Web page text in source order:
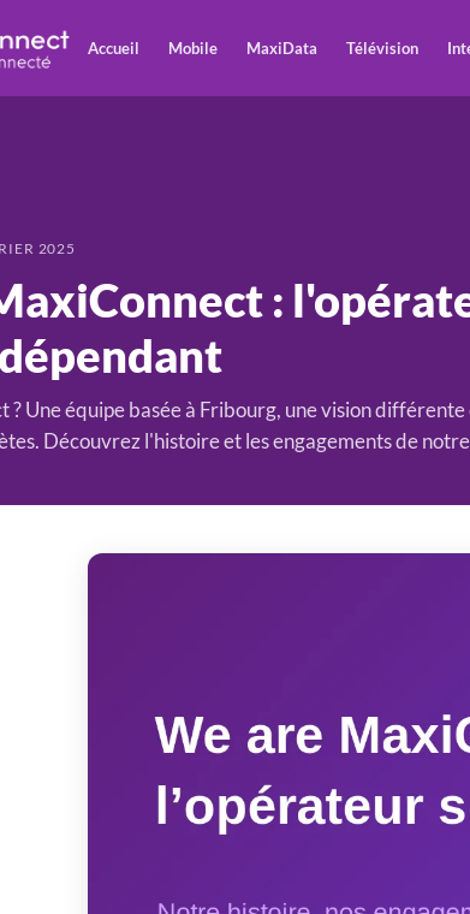
Accueil Mobile MaxiData Télévision
2025
:
Une équipe basée à Fribourg, une vision différente
Découvrez l'histoire et les engagements de